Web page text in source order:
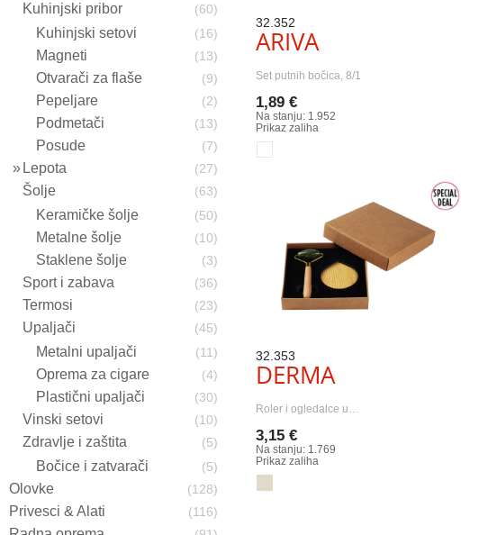
32.352
ARIVA
Set putnih bočica, 8/1
1,89 €
Na stanju: 1.952
Prikaz zaliha
32.353
DERMA
Roler i ogledalce u…
3,15 €
Na stanju: 1.769
Prikaz zaliha
Kuhinjski pribor (60)
Kuhinjski setovi (16)
Magneti (13)
Otvarači za flaše (9)
Pepeljare (2)
Podmetači (13)
Posude (7)
Lepota (27)
Šolje (63)
Keramičke šolje (50)
Metalne šolje (10)
Staklene šolje (3)
Sport i zabava (36)
Termosi (23)
Upaljači (45)
Metalni upaljači (11)
Oprema za cigare (4)
Plastični upaljači (30)
Vinski setovi (10)
Zdravlje i zaštita (5)
Bočice i zatvarači (5)
Olovke (128)
Privesci & Alati (116)